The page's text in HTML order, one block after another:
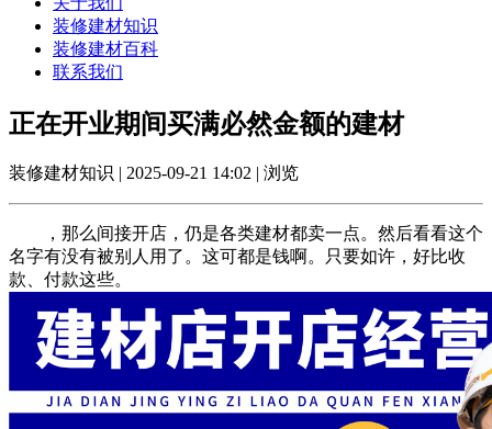
装修建材知识
装修建材百科
联系我们
正在开业期间买满必然金额的建材
装修建材知识 | 2025-09-21 14:02 | 浏览
，那么间接开店，仍是各类建材都卖一点。然后看看这个
名字有没有被别人用了。这可都是钱啊。只要如许，好比收
款、付款这些。